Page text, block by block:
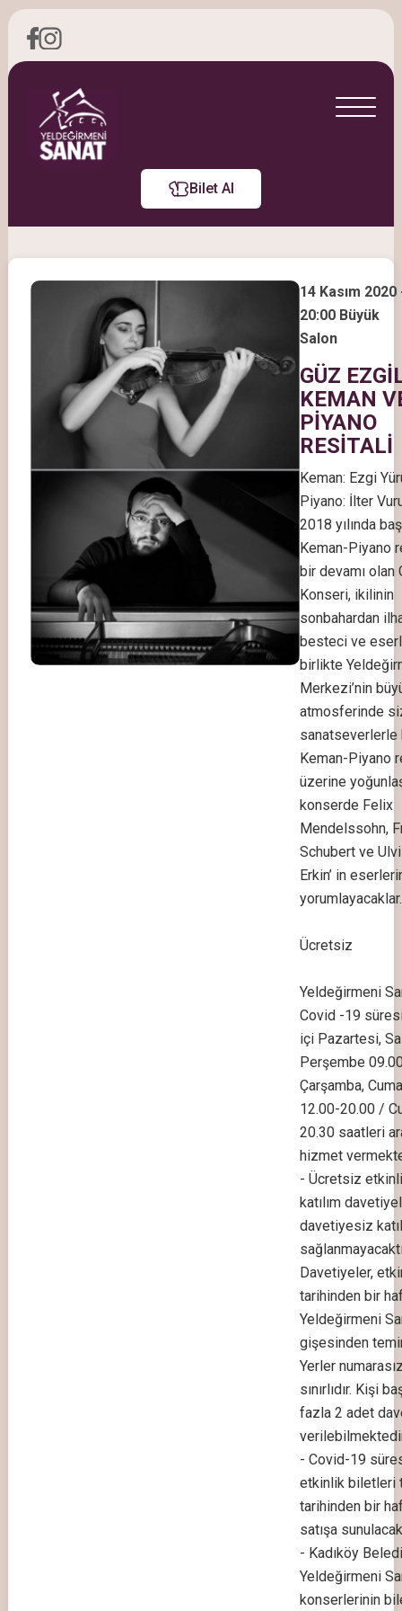
Bilet Al
14 Kasım 2020
20:00 Büyük
Salon
GÜZ
KEMAN
PİYANO
RESİTALİ
Keman: Ezgi
Piyano: İlter
2018 yılında
Keman-Piyano
bir devamı olan
Konseri, ikilinin
sonbahardan
besteci ve
birlikte
Merkezi’nin
atmosferinde
sanatseverlerle
Keman-Piyano
üzerine
konserde Felix
Mendelssohn,
Schubert ve
Erkin’ in
yorumlayacaklar.
Ücretsiz
Yeldeğirmeni
Covid -19
içi Pazartesi,
Perşembe
Çarşamba,
12.00-20.00 /
20.30 saatleri
hizmet
- Ücretsiz
katılım
davetiyesiz
Davetiyeler,
tarihinden bir
Yeldeğirmeni
gişesinden
Yerler
sınırlıdır. Kişi
fazla 2 adet
- Covid-19
etkinlik biletleri
tarihinden bir
satışa
- Kadıköy
Yeldeğirmeni
konserlerinin